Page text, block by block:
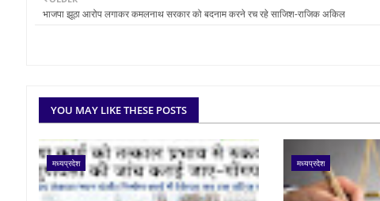
भाजपा झूठा आरोप लगाकर कमलनाथ सरकार को बदनाम करने रच रहे साजिश-राजिक अकिल
YOU MAY LIKE THESE POSTS
मध्यप्रदेश मध्यप्रदेश